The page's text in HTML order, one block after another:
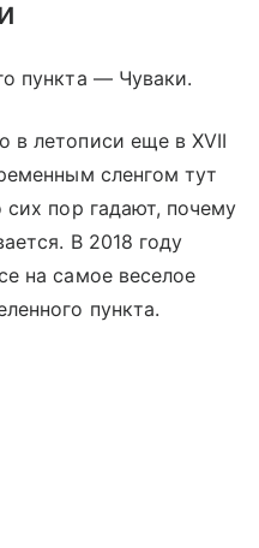
пункта — Чуваки.
в летописи еще в XVII
сленгом тут
пор гадают, почему
В 2018 году
на самое веселое
пункта.